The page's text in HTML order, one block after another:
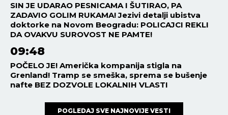
SIN JE UDARAO PESNICAMA I ŠUTIRAO, PA
ZADAVIO GOLIM RUKAMA! Jezivi detalji ubistva
doktorke na Novom Beogradu: POLICAJCI REKLI
DA OVAKVU SUROVOST NE PAMTE!
09:48
POČELO JE! Američka kompanija stigla na
Grenland! Tramp se smeška, sprema se bušenje
nafte BEZ DOZVOLE LOKALNIH VLASTI
POGLEDAJ SVE NAJNOVIJE VESTI